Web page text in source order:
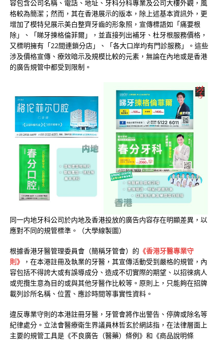
容包含公司名稱、電話、地址、牙科分科專業及公司大樓外觀，風
格較為簡潔；然而，其在香港展示的版本，除上述基本資訊外，更
增加了模特兒展示美白整齊牙齒的形象照，宣傳標語如「痛要根
除」、「睇牙揀格倫菲爾」，並直接列出補牙、杜牙根服務價格，
又標明擁有「22間連鎖分店」、「各大口岸均有門診服務」。這些
涉及價格宣傳、療效暗示及規模比較的元素，無論在內地或是香港
的廣告規管中都受到限制。
同一内地牙科公司於内地及香港投放的廣告内容存在明顯差異，以
應對不同的規管標準。（大學線製圖）
根據香港牙醫管理委員會（簡稱牙管會）的 《香港牙醫專業守
則》
，在本港註冊及執業的牙醫，其宣傳活動受到嚴格的規管，內
容包括不得誇大或有誤導成分、造成不切實際的期望、以招徠病人
或兜攬生意為目的或與其他牙醫作比較等。原則上，只能夠在招牌
載列診所名稱、位置、應診時間等事實性資料。
違反專業守則的本港註冊牙醫，牙管會將作出警告、停牌或除名等
紀律處分。立法會醫療衛生界議員林哲玄於網誌指，在法律層面上
主要的規管工具是《不良廣告（醫藥）條例》和《商品說明條